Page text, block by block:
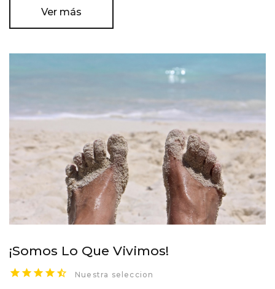
Ver más
¡Somos Lo Que Vivimos!
Nuestra seleccion